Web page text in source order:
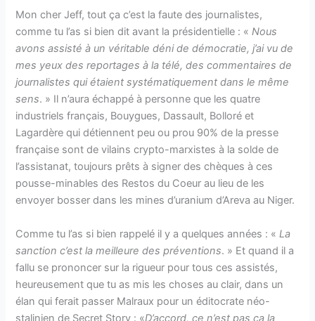
Mon cher Jeff, tout ça c’est la faute des journalistes,
comme tu l’as si bien dit avant la présidentielle : «Nous
avons assisté à un véritable déni de démocratie, j’ai vu de
mes yeux des reportages à la télé, des commentaires de
journalistes qui étaient systématiquement dans le même
sens. » Il n’aura échappé à personne que les quatre
industriels français, Bouygues, Dassault, Bolloré et
Lagardère qui détiennent peu ou prou 90% de la presse
française sont de vilains crypto-marxistes à la solde de
l’assistanat, toujours prêts à signer des chèques à ces
pousse-minables des Restos du Coeur au lieu de les
envoyer bosser dans les mines d’uranium d’Areva au Niger.
Comme tu l’as si bien rappelé il y a quelques années : « La
sanction c’est la meilleure des préventions. » Et quand il a
fallu se prononcer sur la rigueur pour tous ces assistés,
heureusement que tu as mis les choses au clair, dans un
élan qui ferait passer Malraux pour un éditocrate néo-
stalinien de Secret Story : «D’accord, ce n’est pas ça la